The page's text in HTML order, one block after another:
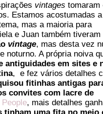
vintages tomaram
Estamos acostumadas
mas a maioria para
e Juan também tiveram
vintage, mas desta vez
noturno. A própria noiva
antiguidades em sites e
, e fez vários detalhes
fitinhas antigas
convites com lacre de
People, mais detalhes